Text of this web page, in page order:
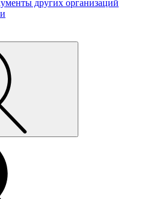
других организаций